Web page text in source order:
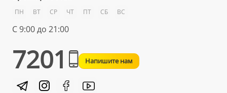
ПН ВТ СР ЧТ ПТ СБ ВС
С 9:00 до 21:00
7201 Напишите нам